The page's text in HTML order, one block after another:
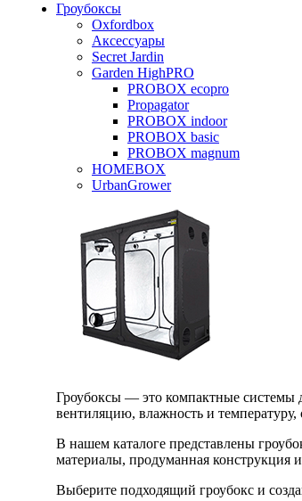
Гроубоксы
Oxfordbox
Аксессуары
Secret Jardin
Garden HighPRO
PROBOX ecopro
Propagator
PROBOX indoor
PROBOX basic
PROBOX magnum
HOMEBOX
UrbanGrower
Гроубоксы — это компактные системы
вентиляцию, влажность и
В нашем каталоге представлены
материалы, продуманная конструкция
Выберите подходящий гроубокс и